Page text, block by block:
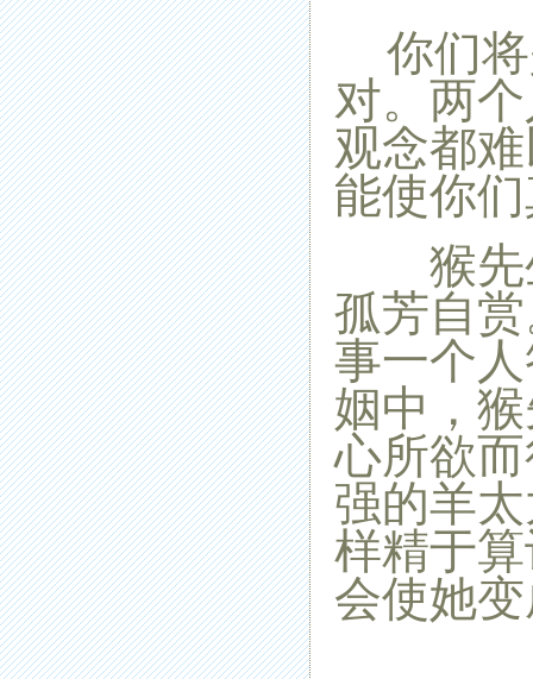
你们将
对。两
观念都
能使你
猴先生
孤芳自
事一个
姻中，
心所欲
强的羊
样精于
会使她